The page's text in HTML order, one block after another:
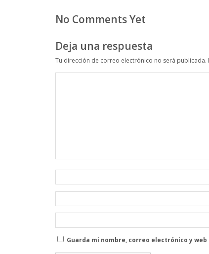
No Comments Yet
Deja una respuesta
Tu dirección de correo electrónico no será publicada.
Guarda mi nombre, correo electrónico y